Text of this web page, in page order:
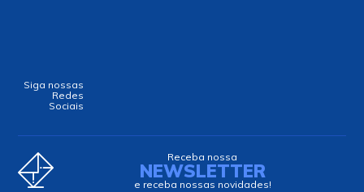
Siga nossas
Redes
Sociais
Receba nossa
NEWSLETTER
e receba nossas novidades!